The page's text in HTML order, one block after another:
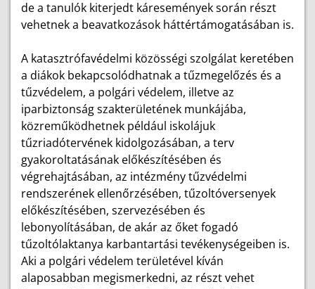
de a tanulók kiterjedt káresemények során részt
vehetnek a beavatkozások háttértámogatásában is.
A katasztrófavédelmi közösségi szolgálat keretében
a diákok bekapcsolódhatnak a tűzmegelőzés és a
tűzvédelem, a polgári védelem, illetve az
iparbiztonság szakterületének munkájába,
közreműködhetnek például iskolájuk
tűzriadótervének kidolgozásában, a terv
gyakoroltatásának előkészítésében és
végrehajtásában, az intézmény tűzvédelmi
rendszerének ellenőrzésében, tűzoltóversenyek
előkészítésében, szervezésében és
lebonyolításában, de akár az őket fogadó
tűzoltólaktanya karbantartási tevékenységeiben is.
Aki a polgári védelem területével kíván
alaposabban megismerkedni, az részt vehet